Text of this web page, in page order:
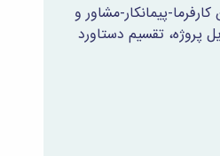
پیمانکار-مشاور و
پروژه، تقسیم دستاورد